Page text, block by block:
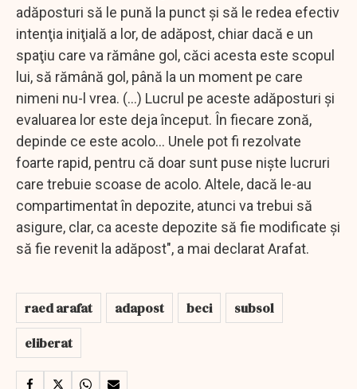
adăposturi să le pună la punct şi să le redea efectiv
intenţia iniţială a lor, de adăpost, chiar dacă e un
spaţiu care va rămâne gol, căci acesta este scopul
lui, să rămână gol, până la un moment pe care
nimeni nu-l vrea. (...) Lucrul pe aceste adăposturi şi
evaluarea lor este deja început. În fiecare zonă,
depinde ce este acolo... Unele pot fi rezolvate
foarte rapid, pentru că doar sunt puse nişte lucruri
care trebuie scoase de acolo. Altele, dacă le-au
compartimentat în depozite, atunci va trebui să
asigure, clar, ca aceste depozite să fie modificate şi
să fie revenit la adăpost", a mai declarat Arafat.
raed arafat adapost beci
subsol
eliberat